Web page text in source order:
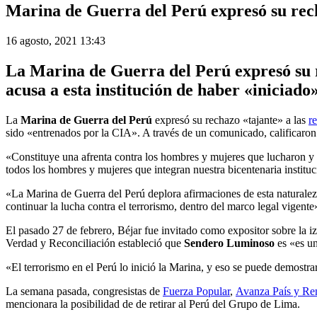
Marina de Guerra del Perú expresó su
16 agosto, 2021 13:43
La Marina de Guerra del Perú expresó
acusa a esta institución de haber
La Marina de Guerra del Perú expresó su rechazo «tajante» a las
sido «entrenados por la CIA». A través de un comunicado,
«Constituye una afrenta contra los hombres y mujeres que lucharon
todos los hombres y mujeres que integran nuestra bicentenaria
«La Marina de Guerra del Perú deplora afirmaciones de esta
continuar la lucha contra el terrorismo, dentro del marco legal
El pasado 27 de febrero, Béjar fue invitado como expositor sobre la
Verdad y Reconciliación estableció que Sendero Luminoso es «es
«El terrorismo en el Perú lo inició la Marina, y eso se puede
La semana pasada, congresistas de Fuerza Popular, Avanza País y
mencionara la posibilidad de de retirar al Perú del Grupo de Lima.